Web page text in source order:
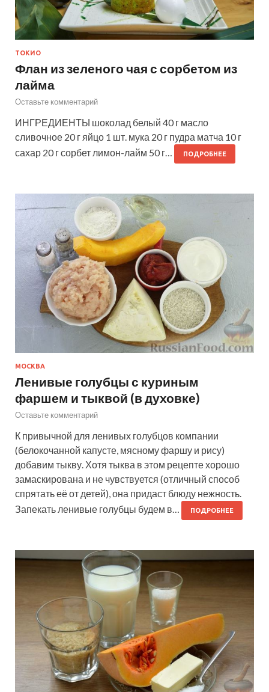
ТОКИО
Флан из зеленого чая с сорбетом из
лайма
Оставьте комментарий
ИНГРЕДИЕНТЫ шоколад белый 40 г масло
сливочное 20 г яйцо 1 шт. мука 20 г пудра матча 10 г
сахар 20 г сорбет лимон-лайм 50 г…
ПОДРОБНЕЕ
МОСКВА
Ленивые голубцы с куриным
фаршем и тыквой (в духовке)
Оставьте комментарий
К привычной для ленивых голубцов компании
(белокочанной капусте, мясному фаршу и рису)
добавим тыкву. Хотя тыква в этом рецепте хорошо
замаскирована и не чувствуется (отличный способ
спрятать её от детей), она придаст блюду нежность.
Запекать ленивые голубцы будем в…
ПОДРОБНЕЕ